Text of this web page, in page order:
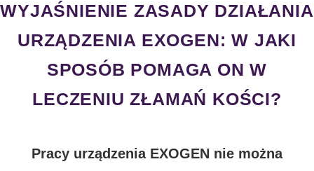
WYJAŚNIENIE ZASADY DZIAŁANIA
URZĄDZENIA EXOGEN: W JAKI
SPOSÓB POMAGA ON W
LECZENIU ZŁAMAŃ KOŚCI?
Pracy urządzenia EXOGEN nie można